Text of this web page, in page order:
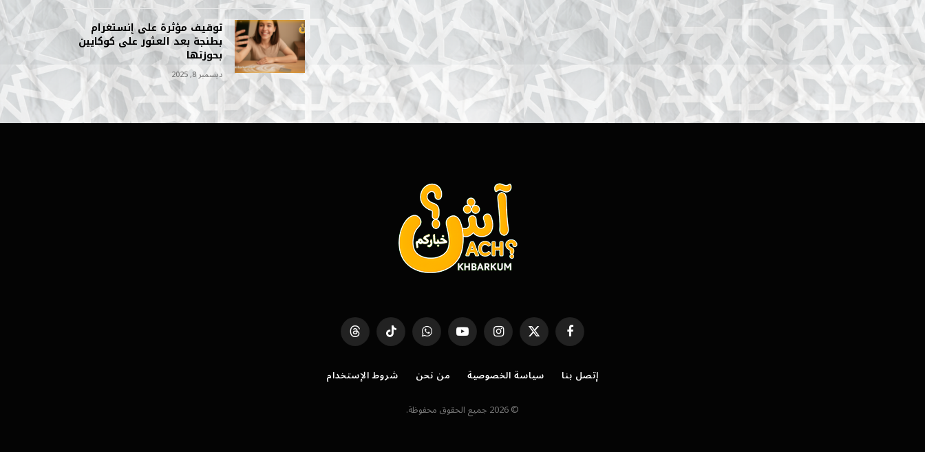
توقيف مؤثرة على إنستغرام
بطنجة بعد العثور على كوكايين
بحوزتها
ديسمبر 8, 2025
فيسبوك X
(Twitter)
الانستغراميوتيوب واتساب تيكتوك Threads
إتصل بنا سياسة الخصوصية من نحن
شروط الإستخدام
© 2026 جميع الحقوق محفوظة.